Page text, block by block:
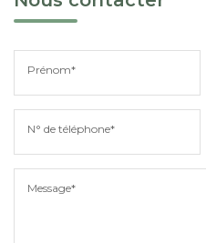
Prénom*
N° de téléphone*
Message*